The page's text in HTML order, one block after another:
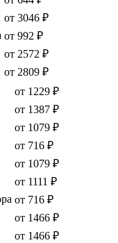
от 3046 ₽
от 992 ₽
от 2572 ₽
от 2809 ₽
от 1229 ₽
от 1387 ₽
от 1079 ₽
от 716 ₽
от 1079 ₽
от 1111 ₽
от 716 ₽
от 1466 ₽
от 1466 ₽